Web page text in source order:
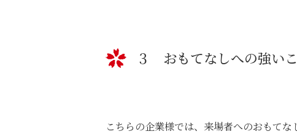
３ おもてなしへの強い
こちらの企業様では、来場者へのおもてな